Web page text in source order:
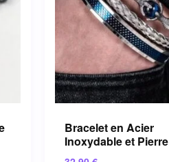
Bracelet en Acier
Inoxydable et Pierre